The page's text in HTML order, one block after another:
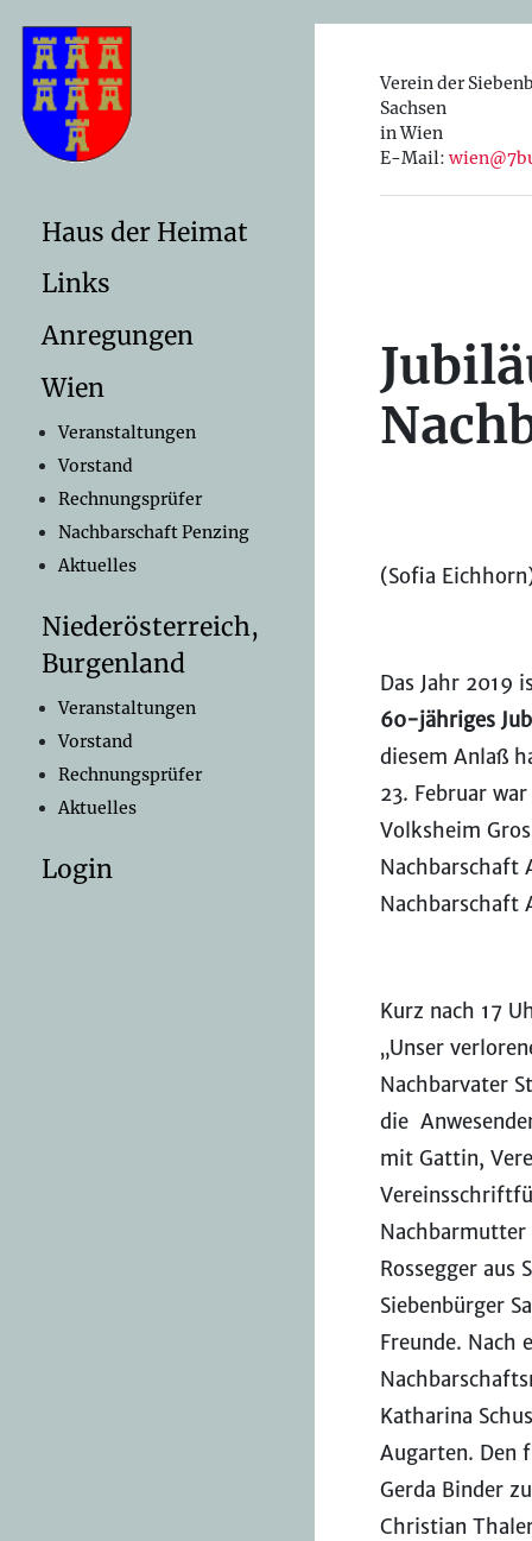
Haus der Heimat
Links
Anregungen
Wien
Veranstaltungen
Vorstand
Rechnungsprüfer
Nachbarschaft Penzing
Aktuelles
Niederösterreich,
Burgenland
Veranstaltungen
Vorstand
Rechnungsprüfer
Aktuelles
Login
Verein der
Sachsen
in Wien
E-Mail:
(Sofia
Das Jahr 2019
60-jähriges
diesem Anlaß
23. Februar
Volksheim
Nachbarschaft
Nachbarschaft
Kurz nach 17
„Unser
Nachbarvater
die
mit Gattin,
Nachbarmutter
Rossegger aus
Siebenbürger
Freunde. Nach
Katharina
Augarten. Den
Gerda Binder
Christian